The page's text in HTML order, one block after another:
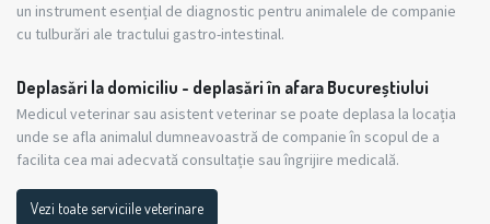
un instrument esențial de diagnostic pentru animalele de companie
cu tulburări ale tractului gastro-intestinal.
Deplasări la domiciliu - deplasări în afara Bucureștiului
Medicul veterinar sau asistent veterinar se poate deplasa la locația
unde se afla animalul dumneavoastră de companie în scopul de a
facilita cea mai adecvată consultație sau îngrijire medicală.
Vezi toate serviciile veterinare